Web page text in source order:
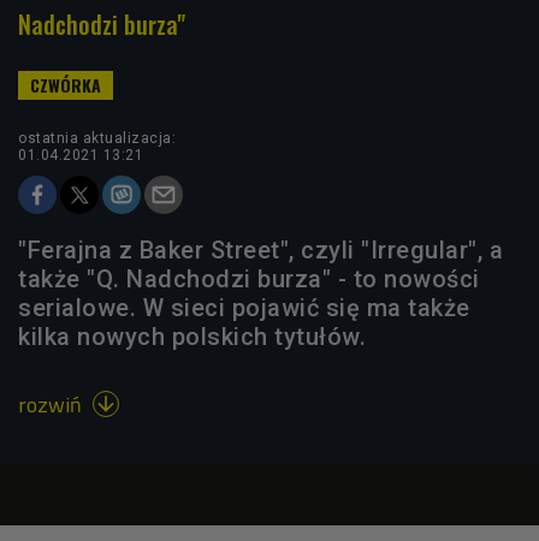
Nadchodzi burza"
ostatnia aktualizacja:
01.04.2021 13:21
"Ferajna z Baker Street", czyli "Irregular", a
także "Q. Nadchodzi burza" - to nowości
serialowe. W sieci pojawić się ma także
kilka nowych polskich tytułów.
rozwiń 